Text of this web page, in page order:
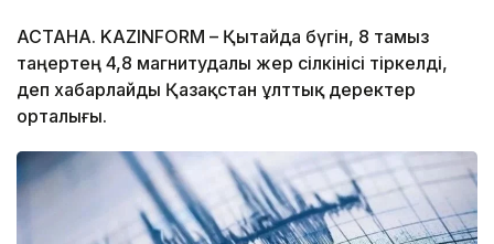
АСТАНА. KAZINFORM – Қытайда бүгін, 8 тамыз
таңертең 4,8 магнитудалы жер сілкінісі тіркелді,
деп хабарлайды Қазақстан ұлттық деректер
орталығы.